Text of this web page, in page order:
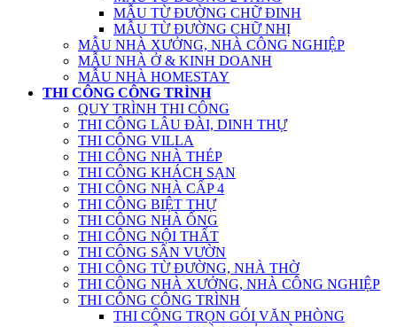
MẪU TỪ ĐƯỜNG CHỮ ĐINH
MẪU TỪ ĐƯỜNG CHỮ NHỊ
MẪU NHÀ XƯỞNG, NHÀ CÔNG NGHIỆP
MẪU NHÀ Ở & KINH DOANH
MẪU NHÀ HOMESTAY
THI CÔNG CÔNG TRÌNH
QUY TRÌNH THI CÔNG
THI CÔNG LÂU ĐÀI, DINH THỰ
THI CÔNG VILLA
THI CÔNG NHÀ THÉP
THI CÔNG KHÁCH SẠN
THI CÔNG NHÀ CẤP 4
THI CÔNG BIỆT THỰ
THI CÔNG NHÀ ỐNG
THI CÔNG NỘI THẤT
THI CÔNG SÂN VƯỜN
THI CÔNG TỪ ĐƯỜNG, NHÀ THỜ
THI CÔNG NHÀ XƯỞNG, NHÀ CÔNG NGHIỆP
THI CÔNG CÔNG TRÌNH
THI CÔNG TRỌN GÓI VĂN PHÒNG